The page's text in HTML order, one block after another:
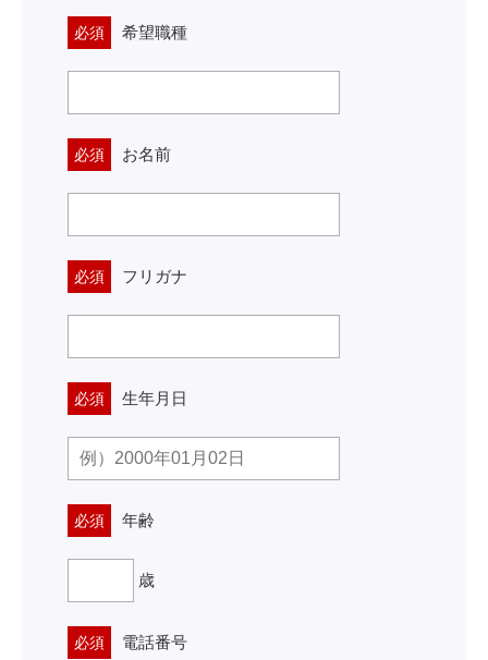
希望職種
必須
お名前
必須
フリガナ
必須
生年月日
必須
年齢
必須
歳
電話番号
必須